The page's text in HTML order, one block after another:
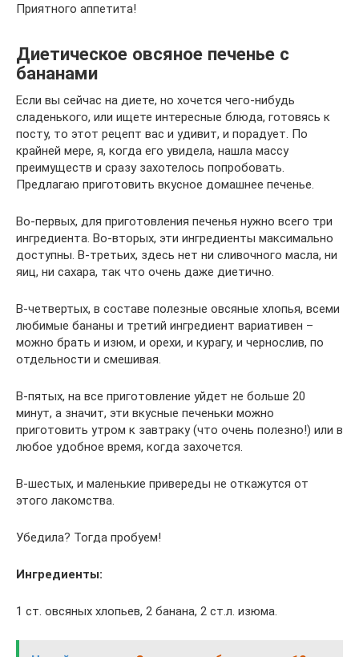
Приятного аппетита!
Диетическое овсяное печенье с
бананами
Если вы сейчас на диете, но хочется чего-нибудь
сладенького, или ищете интересные блюда, готовясь к
посту, то этот рецепт вас и удивит, и порадует. По
крайней мере, я, когда его увидела, нашла массу
преимуществ и сразу захотелось попробовать.
Предлагаю приготовить вкусное домашнее печенье.
Во-первых, для приготовления печенья нужно всего три
ингредиента. Во-вторых, эти ингредиенты максимально
доступны. В-третьих, здесь нет ни сливочного масла, ни
яиц, ни сахара, так что очень даже диетично.
В-четвертых, в составе полезные овсяные хлопья, всеми
любимые бананы и третий ингредиент вариативен –
можно брать и изюм, и орехи, и курагу, и чернослив, по
отдельности и смешивая.
В-пятых, на все приготовление уйдет не больше 20
минут, а значит, эти вкусные печеньки можно
приготовить утром к завтраку (что очень полезно!) или в
любое удобное время, когда захочется.
В-шестых, и маленькие привереды не откажутся от
этого лакомства.
Убедила? Тогда пробуем!
Ингредиенты:
1 ст. овсяных хлопьев, 2 банана, 2 ст.л. изюма.